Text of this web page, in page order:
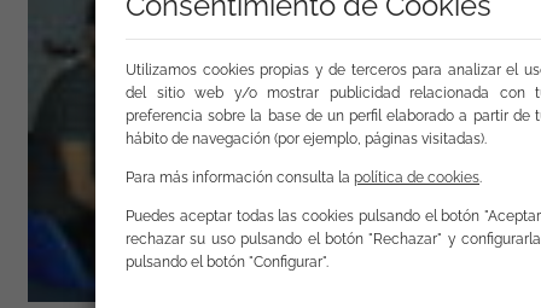
Utilizamos cookies propias y de terceros para analizar el
del sitio web y/o mostrar publicidad relacionada con
preferencia sobre la base de un perfil elaborado a partir de
hábito de navegación (por ejemplo, páginas visitadas).
Para más información consulta la política de cookies
Puedes aceptar todas las cookies pulsando el botón
rechazar su uso pulsando el botón "Rechazar" y
pulsando el botón "Configurar".